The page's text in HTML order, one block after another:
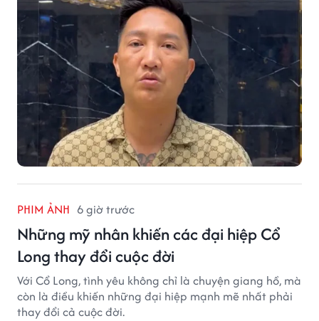
PHIM ẢNH 6 giờ trước
Những mỹ nhân khiến các đại hiệp Cổ
Long thay đổi cuộc đời
Với Cổ Long, tình yêu không chỉ là chuyện giang hồ, mà
còn là điều khiến những đại hiệp mạnh mẽ nhất phải
thay đổi cả cuộc đời.